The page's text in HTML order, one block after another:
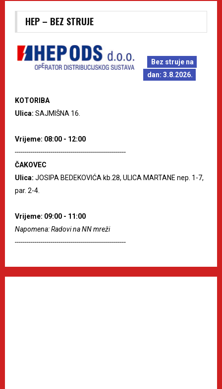
HEP – BEZ STRUJE
Bez struje na
dan: 3.8.2026.
KOTORIBA
Ulica: SAJMIŠNA 16.
Vrijeme: 08:00 - 12:00
--------------------------------------------------------
ČAKOVEC
Ulica: JOSIPA BEDEKOVIĆA kb.28, ULICA MARTANE nep. 1-7,
par. 2-4.
Vrijeme: 09:00 - 11:00
Napomena: Radovi na NN mreži
--------------------------------------------------------